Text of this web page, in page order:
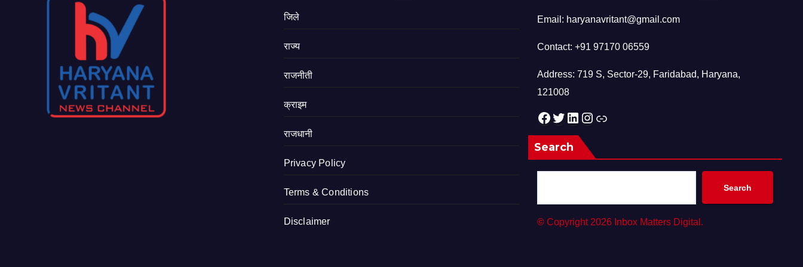
जिले
राज्य
राजनीती
क्राइम
राजधानी
Privacy Policy
Terms & Conditions
Disclaimer
Email: haryanavritant@gmail.com
Contact: +91 97170 06559
Address: 719 S, Sector-29, Faridabad, Haryana,
121008
Facebook Twitter LinkedIn Instagram Link
Search
Search
© Copyright 2026 Inbox Matters Digital.